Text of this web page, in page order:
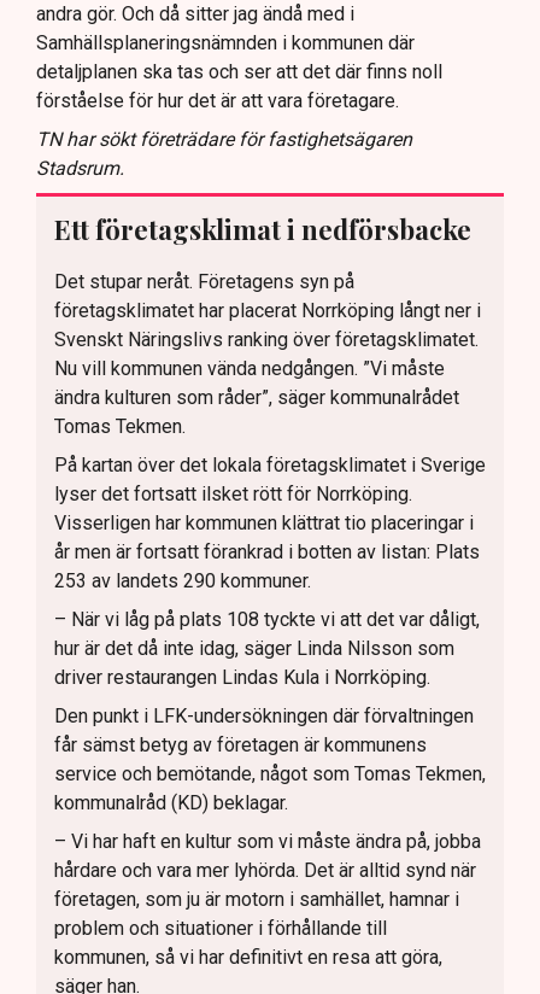
andra gör. Och då sitter jag ändå med i
Samhällsplaneringsnämnden i kommunen där
detaljplanen ska tas och ser att det där finns noll
förståelse för hur det är att vara företagare.
TN har sökt företrädare för fastighetsägaren
Stadsrum.
Ett företagsklimat i nedförsbacke
Det stupar neråt. Företagens syn på
företagsklimatet har placerat Norrköping långt ner i
Svenskt Näringslivs ranking över företagsklimatet.
Nu vill kommunen vända nedgången. ”Vi måste
ändra kulturen som råder”, säger kommunalrådet
Tomas Tekmen.
På kartan över det lokala företagsklimatet i Sverige
lyser det fortsatt ilsket rött för Norrköping.
Visserligen har kommunen klättrat tio placeringar i
år men är fortsatt förankrad i botten av listan: Plats
253 av landets 290 kommuner.
– När vi låg på plats 108 tyckte vi att det var dåligt,
hur är det då inte idag, säger Linda Nilsson som
driver restaurangen Lindas Kula i Norrköping.
Den punkt i LFK-undersökningen där förvaltningen
får sämst betyg av företagen är kommunens
service och bemötande, något som Tomas Tekmen,
kommunalråd (KD) beklagar.
– Vi har haft en kultur som vi måste ändra på, jobba
hårdare och vara mer lyhörda. Det är alltid synd när
företagen, som ju är motorn i samhället, hamnar i
problem och situationer i förhållande till
kommunen, så vi har definitivt en resa att göra,
säger han.